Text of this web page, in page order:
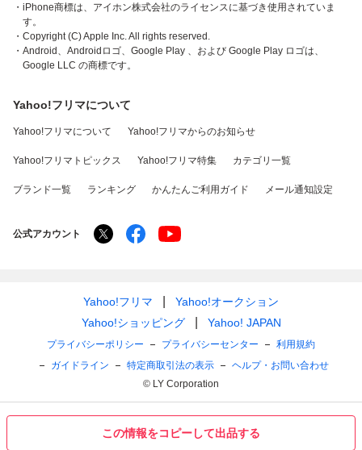
この情報をコピーして出品する
・iPhone商標は、アイホン株式会社のライセンスに基づき使用されていま
す。
・Copyright (C) Apple Inc. All rights reserved.
・Android、Androidロゴ、Google Play 、および Google Play ロゴは、
Google LLC の商標です。
Yahoo!フリマについて
Yahoo!フリマについて Yahoo!フリマからのお知らせ
Yahoo!フリマトピックス Yahoo!フリマ特集 カテゴリ一覧
ブランド一覧 ランキング かんたんご利用ガイド メール通知設定
公式アカウント
Yahoo!フリマ
Yahoo!オークション
Yahoo!ショッピング
Yahoo! JAPAN
プライバシーポリシー プライバシーセンター
利用規約
ガイドライン
特定商取引法の表示
ヘルプ・お問い合わせ
© LY Corporation